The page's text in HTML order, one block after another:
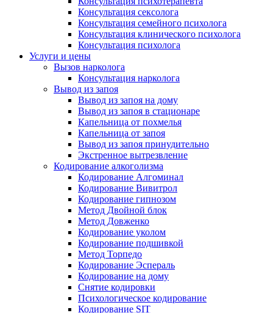
Консультация сексолога
Консультация семейного психолога
Консультация клинического психолога
Консультация психолога
Услуги и цены
Вызов нарколога
Консультация нарколога
Вывод из запоя
Вывод из запоя на дому
Вывод из запоя в стационаре
Капельница от похмелья
Капельница от запоя
Вывод из запоя принудительно
Экстренное вытрезвление
Кодирование алкоголизма
Кодирование Алгоминал
Кодирование Вивитрол
Кодирование гипнозом
Метод Двойной блок
Метод Довженко
Кодирование уколом
Кодирование подшивкой
Метод Торпедо
Кодирование Эспераль
Кодирование на дому
Снятие кодировки
Психологическое кодирование
Кодирование SIT